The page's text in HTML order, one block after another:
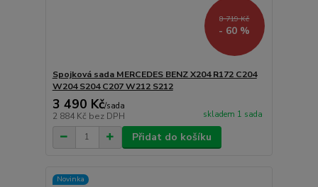
8 719 Kč
- 60 %
Spojková sada MERCEDES BENZ X204 R172 C204
W204 S204 C207 W212 S212
3 490 Kč/sada
2 884 Kč bez DPH skladem 1 sada
Přidat do košíku
Novinka